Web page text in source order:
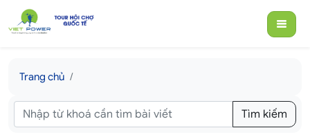
Trang chủ
Tìm kiếm